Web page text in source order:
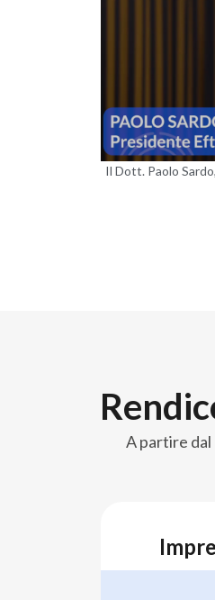
Il Dott. Paolo
A partire dal